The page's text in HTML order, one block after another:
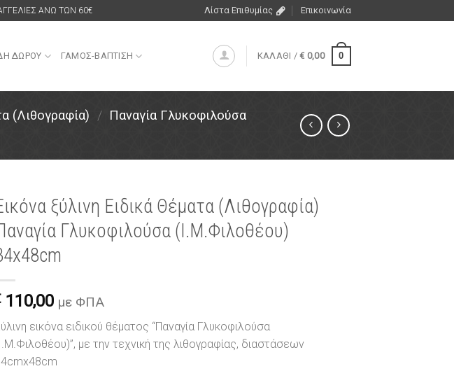
ΑΝΩ ΤΩΝ 60€ Λίστα Επιθυμίας Επικοινωνία
ΔΩΡΟΥ ΓΑΜΟΣ-ΒΑΠΤΙΣΗ ΚΑΛΑΘΙ /€ 0,00 0
(Λιθογραφία) / Παναγία Γλυκοφιλούσα
ξύλινη Ειδικά Θέματα (Λιθογραφία)
Γλυκοφιλούσα (Ι.Μ.Φιλοθέου)
110,00 με ΦΠΑ
εικόνα ειδικού θέματος “Παναγία Γλυκοφιλούσα
με την τεχνική της λιθογραφίας, διαστάσεων